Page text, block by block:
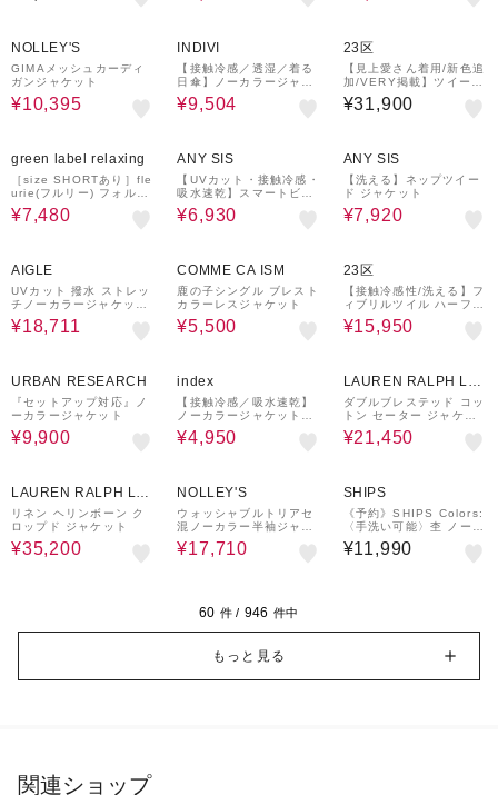
NOLLEY'S
GIMAメッシュカーディ
ガンジャケット
¥10,395
INDIVI
【接触冷感／透湿／着る
日傘】ノーカラージャケ
ット
¥9,504
23区
【見上愛さん着用/新色追
加/VERY掲載】ツイード
ニット ジャケット
¥31,900
green label relaxing
［size SHORTあり］fle
urie(フルリー) フォルム
ジャケット 2
¥7,480
ANY SIS
【UVカット・接触冷感・
吸水速乾】スマートビュ
ーティストレッチ ペプラ
ムショート ジャケット
¥6,930
ANY SIS
【洗える】ネップツイー
ド ジャケット
¥7,920
AIGLE
UVカット 撥水 ストレッ
チノーカラージャケット
RP
¥18,711
COMME CA ISM
鹿の子シングル ブレスト
カラーレスジャケット
¥5,500
23区
【接触冷感性/洗える】フ
ィブリルツイル ハーフス
リーブ ジャケット
¥15,950
URBAN RESEARCH
『セットアップ対応』ノ
ーカラージャケット
¥9,900
index
【接触冷感／吸水速乾】
ノーカラージャケット／
セットアップ対応可《洗
える／防シワ／ストレッ
¥4,950
LAUREN RALPH LA
UREN
ダブルブレステッド コッ
トン セーター ジャケッ
ト
¥21,450
LAUREN RALPH LA
UREN
リネン ヘリンボーン ク
ロップド ジャケット
¥35,200
NOLLEY'S
ウォッシャブルトリアセ
混ノーカラー半袖ジャケ
ット
¥17,710
SHIPS
《予約》SHIPS Colors:
〈手洗い可能〉杢 ノーカ
ラー オーバー ジャケッ
ト（セットアップ対応可
¥11,990
60 件 / 946 件中
もっと見る
関連ショップ